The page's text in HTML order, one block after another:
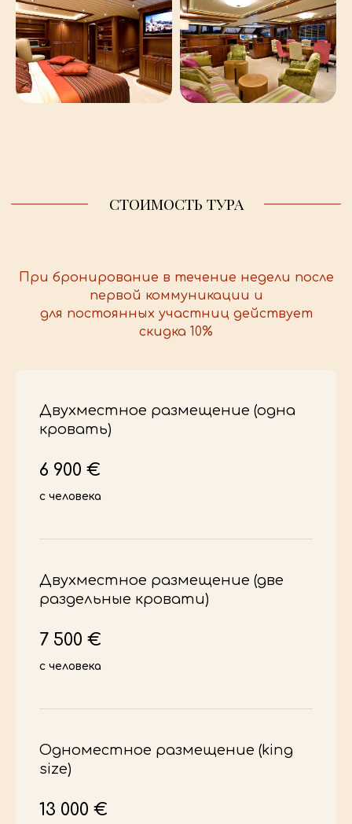
При бронирование в течение недели после
первой коммуникации и
для постоянных участниц действует
скидка 10%
Двухместное размещение (одна
кровать)
6 900 €
с человека
Двухместное размещение (две
раздельные кровати)
7 500 €
с человека
Одноместное размещение (king
size)
13 000 €